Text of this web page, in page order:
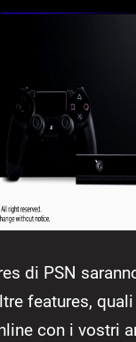
di PSN
features,
con i vostri